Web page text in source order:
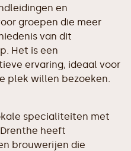
en
groepen die meer
van dit
Het is een
ervaring, ideaal voor
plek willen bezoeken.
specialiteiten met
heeft
brouwerijen die